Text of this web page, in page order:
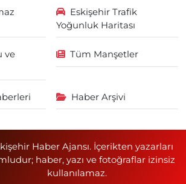
Eskişehir Trafik
Yoğunluk Haritası
ve
Tüm Manşetler
Haber Arşivi
Haber Ajansı. İçerikten yazarları
haber, yazı ve fotoğraflar izinsiz
kullanılamaz.